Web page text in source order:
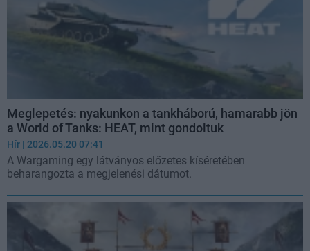
Meglepetés: nyakunkon a tankháború, hamarabb jön
a World of Tanks: HEAT, mint gondoltuk
Hír | 2026.05.20 07:41
A Wargaming egy látványos előzetes kíséretében
beharangozta a megjelenési dátumot.